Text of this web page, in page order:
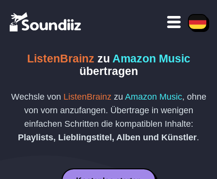
ListenBrainz zu Amazon Music
übertragen
Wechsle von ListenBrainz zu Amazon Music, ohne
von vorn anzufangen. Übertrage in wenigen
einfachen Schritten die kompatiblen Inhalte:
Playlists, Lieblingstitel, Alben und Künstler.